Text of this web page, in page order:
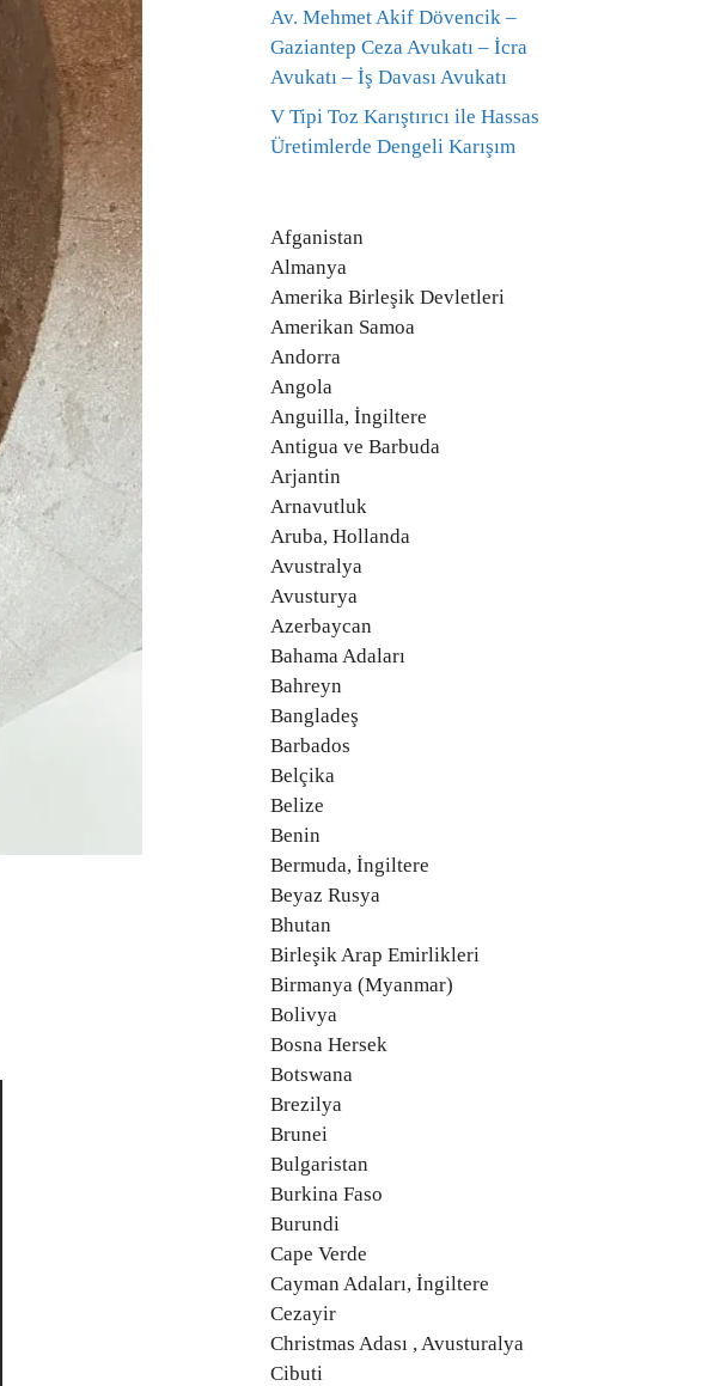
Av. Mehmet Akif Dövencik –
Gaziantep Ceza Avukatı – İcra
Avukatı – İş Davası Avukatı
V Tipi Toz Karıştırıcı ile Hassas
Üretimlerde Dengeli Karışım
Afganistan
Almanya
Amerika Birleşik Devletleri
Amerikan Samoa
Andorra
Angola
Anguilla, İngiltere
Antigua ve Barbuda
Arjantin
Arnavutluk
Aruba, Hollanda
Avustralya
Avusturya
Azerbaycan
Bahama Adaları
Bahreyn
Bangladeş
Barbados
Belçika
Belize
Benin
Bermuda, İngiltere
Beyaz Rusya
Bhutan
Birleşik Arap Emirlikleri
Birmanya (Myanmar)
Bolivya
Bosna Hersek
Botswana
Brezilya
Brunei
Bulgaristan
Burkina Faso
Burundi
Cape Verde
Cayman Adaları, İngiltere
Cezayir
Christmas Adası , Avusturalya
Cibuti